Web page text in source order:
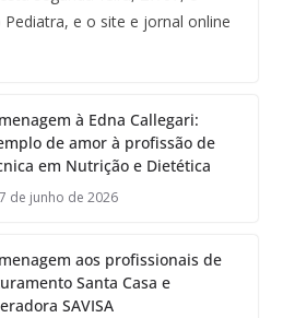
e o site e jornal online
à Edna Callegari:
de amor à profissão de
em Nutrição e Dietética
de junho de 2026
aos profissionais de
Santa Casa e
SAVISA